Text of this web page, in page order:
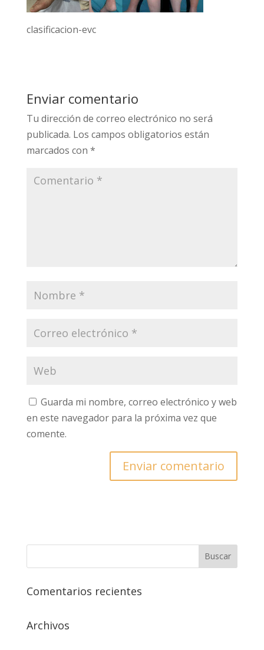
clasificacion-evc
Enviar comentario
Tu dirección de correo electrónico no será
publicada. Los campos obligatorios están
marcados con *
Guarda mi nombre, correo electrónico y web
en este navegador para la próxima vez que
comente.
Comentarios recientes
Archivos